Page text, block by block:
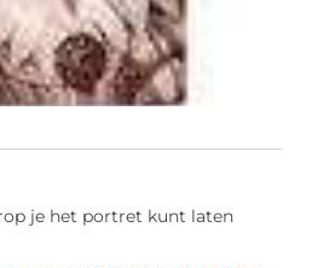
je het portret kunt laten